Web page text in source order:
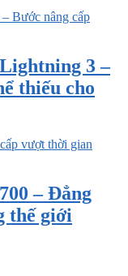
3 –
thiếu cho
– Đẳng
thế giới